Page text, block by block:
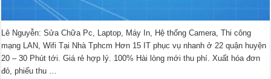
Lê Nguyễn: Sửa Chữa Pc, Laptop, Máy In, Hệ thống Camera, Thi công
mạng LAN, Wifi Tại Nhà Tphcm Hơn 15 IT phục vụ nhanh ở 22 quận huyện
20 – 30 Phút tới. Giá rẻ hợp lý. 100% Hài lòng mới thu phí. Xuất hóa đơn
đỏ, phiếu thu …